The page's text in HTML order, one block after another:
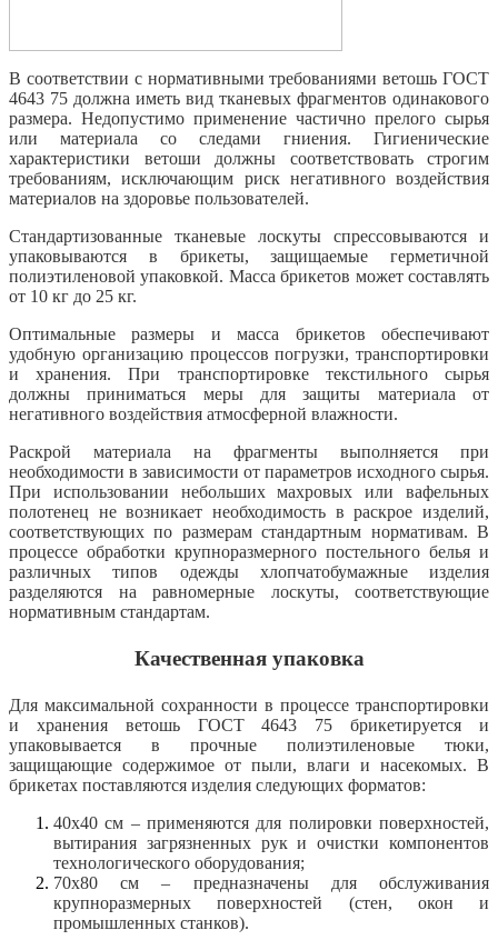
В соответствии с нормативными требованиями ветошь ГОСТ
4643 75 должна иметь вид тканевых фрагментов одинакового
размера. Недопустимо применение частично прелого сырья
или материала со следами гниения. Гигиенические
характеристики ветоши должны соответствовать строгим
требованиям, исключающим риск негативного воздействия
материалов на здоровье пользователей.
Стандартизованные тканевые лоскуты спрессовываются и
упаковываются в брикеты, защищаемые герметичной
полиэтиленовой упаковкой. Масса брикетов может составлять
от 10 кг до 25 кг.
Оптимальные размеры и масса брикетов обеспечивают
удобную организацию процессов погрузки, транспортировки
и хранения. При транспортировке текстильного сырья
должны приниматься меры для защиты материала от
негативного воздействия атмосферной влажности.
Раскрой материала на фрагменты выполняется при
необходимости в зависимости от параметров исходного сырья.
При использовании небольших махровых или вафельных
полотенец не возникает необходимость в раскрое изделий,
соответствующих по размерам стандартным нормативам. В
процессе обработки крупноразмерного постельного белья и
различных типов одежды хлопчатобумажные изделия
разделяются на равномерные лоскуты, соответствующие
нормативным стандартам.
Качественная упаковка
Для максимальной сохранности в процессе транспортировки
и хранения ветошь ГОСТ 4643 75 брикетируется и
упаковывается в прочные полиэтиленовые тюки,
защищающие содержимое от пыли, влаги и насекомых. В
брикетах поставляются изделия следующих форматов:
40х40 см – применяются для полировки поверхностей,
вытирания загрязненных рук и очистки компонентов
технологического оборудования;
70х80 см – предназначены для обслуживания
крупноразмерных поверхностей (стен, окон и
промышленных станков).